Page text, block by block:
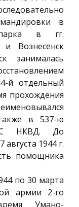
в
в гг.
Вознесенск
занималась
й отдельный
прохождения
в 537-ю
НКВД. До
1944 г.
помощника
по 30 марта
армии 2-го
Умано-